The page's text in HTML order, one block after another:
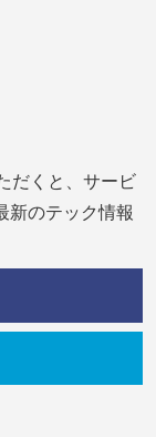
だくと、サービ
新のテック情報